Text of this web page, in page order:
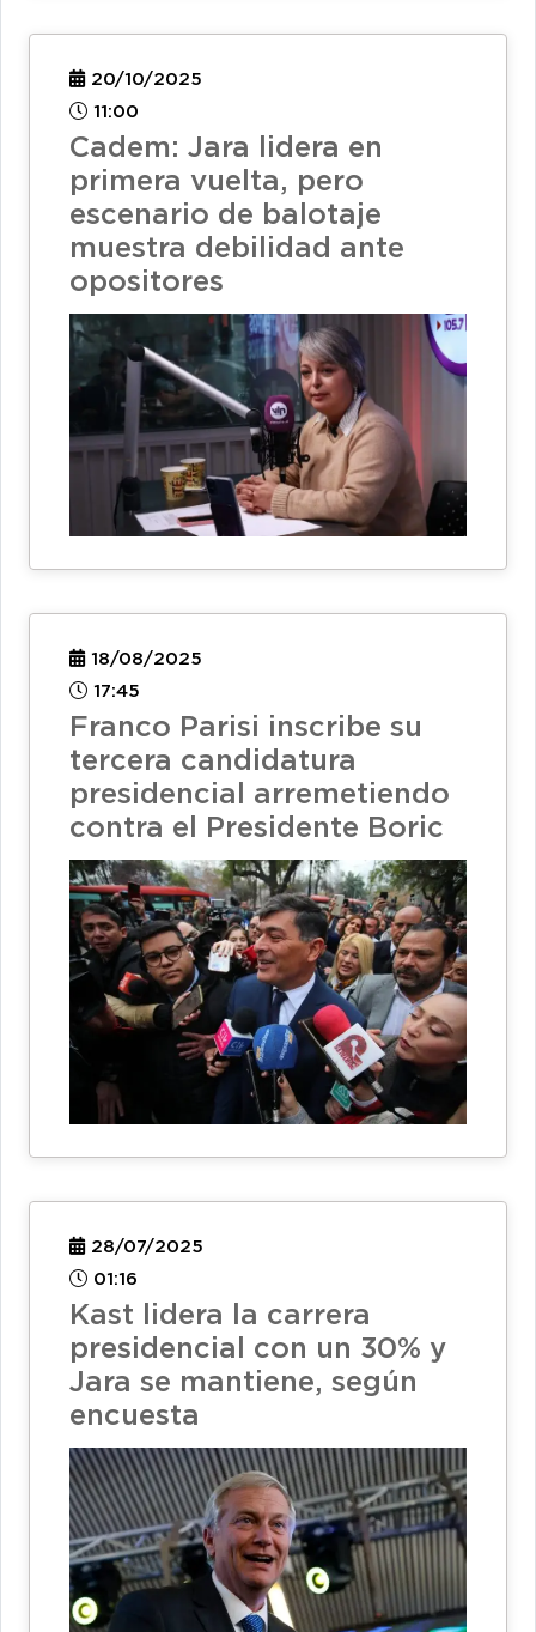
20/10/2025
11:00
Cadem: Jara lidera en
primera vuelta, pero
escenario de balotaje
muestra debilidad ante
opositores
18/08/2025
17:45
Franco Parisi inscribe su
tercera candidatura
presidencial arremetiendo
contra el Presidente Boric
28/07/2025
01:16
Kast lidera la carrera
presidencial con un 30% y
Jara se mantiene, según
encuesta